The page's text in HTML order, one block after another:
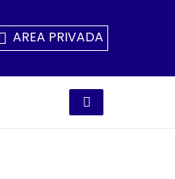
AREA PRIVADA